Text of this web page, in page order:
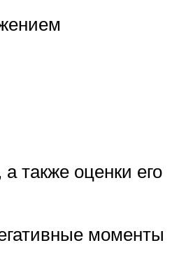
также оценки его
моменты